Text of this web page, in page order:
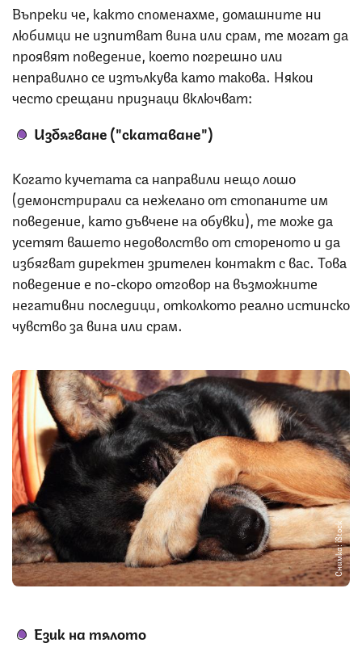
Въпреки че, както споменахме, домашните ни
любимци не изпитват вина или срам, те могат да
проявят поведение, което погрешно или
неправилно се изтълкува като такова. Някои
често срещани признаци включват:
Избягване ("скатаване")
Когато кучетата са направили нещо лошо
(демонстрирали са нежелано от стопаните им
поведение, като дъвчене на обувки), те може да
усетят вашето недоволство от стореното и да
избягват директен зрителен контакт с вас. Това
поведение е по-скоро отговор на възможните
негативни последици, отколкото реално истинско
чувство за вина или срам.
Снимка: iStock
Език на тялото